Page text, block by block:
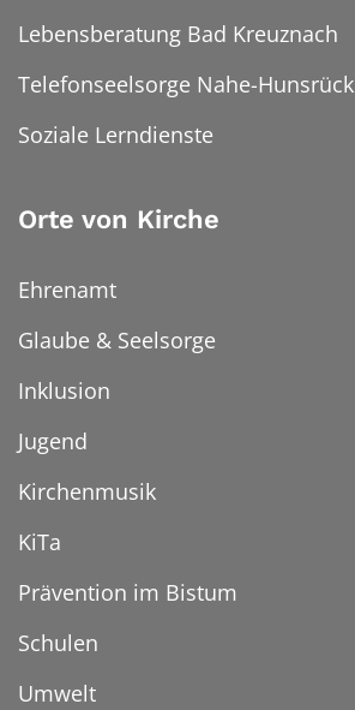
Lebensberatung Bad Kreuznach
Telefonseelsorge Nahe-Hunsrück
Soziale Lerndienste
Orte von Kirche
Ehrenamt
Glaube & Seelsorge
Inklusion
Jugend
Kirchenmusik
KiTa
Prävention im Bistum
Schulen
Umwelt